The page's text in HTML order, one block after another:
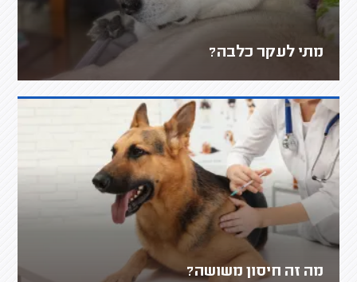
מתי לעקר כלבה?
מה זה חיסון משושה?